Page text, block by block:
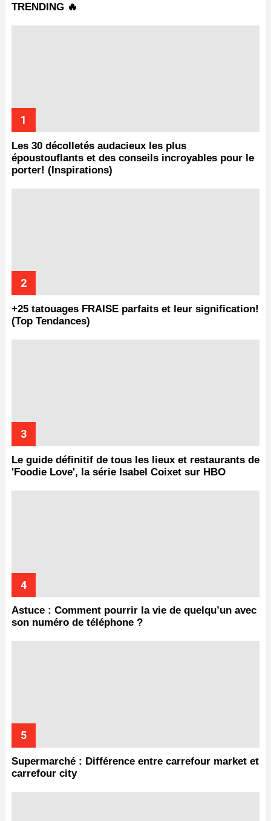
TRENDING 🔥
Les 30 décolletés audacieux les plus
époustouflants et des conseils incroyables pour le
porter! (Inspirations)
+25 tatouages ​​FRAISE parfaits et leur signification!
(Top Tendances)
Le guide définitif de tous les lieux et restaurants de
'Foodie Love', la série Isabel Coixet sur HBO
Astuce : Comment pourrir la vie de quelqu’un avec
son numéro de téléphone ?
Supermarché : Différence entre carrefour market et
carrefour city